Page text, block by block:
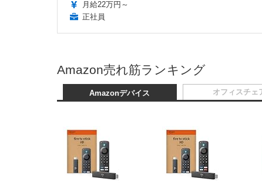
月給22万円～
正社員
Amazon売れ筋ランキング
Amazonデバイス オフィスチェ